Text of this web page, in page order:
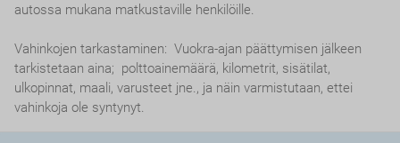
autossa mukana matkustaville henkilöille.
Vahinkojen tarkastaminen: Vuokra-ajan päättymisen jälkeen
tarkistetaan aina; polttoainemäärä, kilometrit, sisätilat,
ulkopinnat, maali, varusteet jne., ja näin varmistutaan, ettei
vahinkoja ole syntynyt.